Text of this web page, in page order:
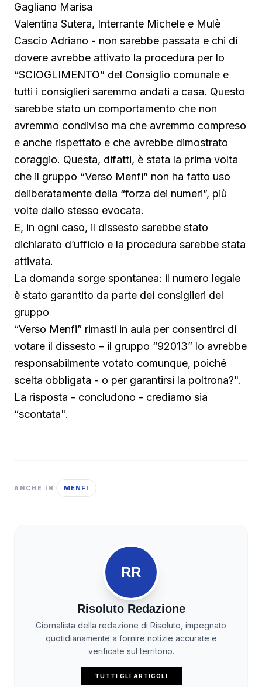
Gagliano Marisa
Valentina Sutera, Interrante Michele​ e Mulè
Cascio Adriano - non sarebbe passata e chi di
dovere avrebbe attivato la procedura per lo
“SCIOGLIMENTO” del Consiglio comunale e
tutti i consiglieri saremmo andati a casa. Questo
sarebbe stato un comportamento che non
avremmo condiviso ma che avremmo compreso
e anche rispettato e che avrebbe dimostrato
coraggio. Questa, difatti, è stata la prima volta
che il gruppo “Verso Menfi” non ha fatto uso
deliberatamente della “forza dei numeri”, più
volte dallo stesso evocata.
E, in ogni caso, il dissesto sarebbe stato
dichiarato d’ufficio e la procedura sarebbe stata
attivata.
La domanda sorge spontanea: il numero legale
è stato garantito da parte dei consiglieri del
gruppo
“Verso Menfi” rimasti in aula per consentirci di
votare il dissesto – il gruppo “92013” lo avrebbe
responsabilmente votato comunque, poiché
scelta obbligata - o per garantirsi la poltrona?".
La risposta - concludono - crediamo sia
“scontata".
ANCHE IN MENFI
RR
Risoluto Redazione
Giornalista della redazione di Risoluto, impegnato
quotidianamente a fornire notizie accurate e
verificate sul territorio.
TUTTI GLI ARTICOLI